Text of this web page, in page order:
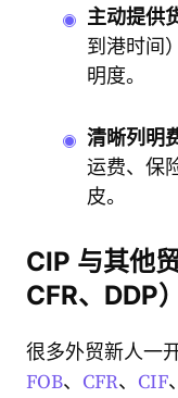
主动提供
到港时间
明度。
清晰列明
运费、保
皮。
CIP 与其他
CFR、DDP
很多外贸新人一
FOB、 CFR、 CIF